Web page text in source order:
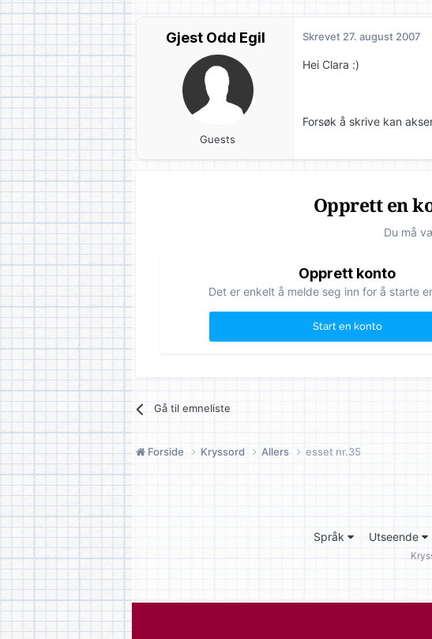
Gjest Odd Egil
Guests
Skrevet 27. august 2007
Hei Clara :)
Forsøk å skrive kan
Opprett en
Du må
Opprett konto
Det er enkelt å melde seg inn for å starte
Start en konto
Gå til emneliste
Forside Kryssord Allers esset nr.35
Språk Utseende